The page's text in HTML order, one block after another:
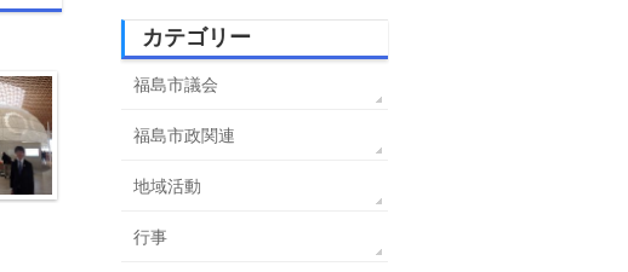
カテゴリー
福島市議会
福島市政関連
地域活動
行事